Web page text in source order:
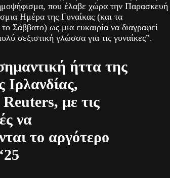
που έλαβε χώρα την Παρασκευή
Ημέρα της Γυναίκας (και τα
Σάββατο) ως μια ευκαιρία να διαγραφεί
σεξιστική γλώσσα για τις γυναίκες”.
ήττα της
Ιρλανδίας,
με τις
να
το αργότερο